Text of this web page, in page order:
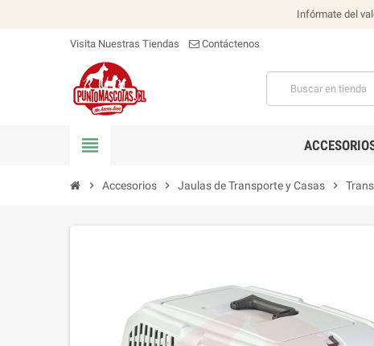
Infórmate del
Visita Nuestras Tiendas Contáctenos
view_headline
chevron_right Accesorios chevron_right Jaulas de Transporte y Casas chevron_right